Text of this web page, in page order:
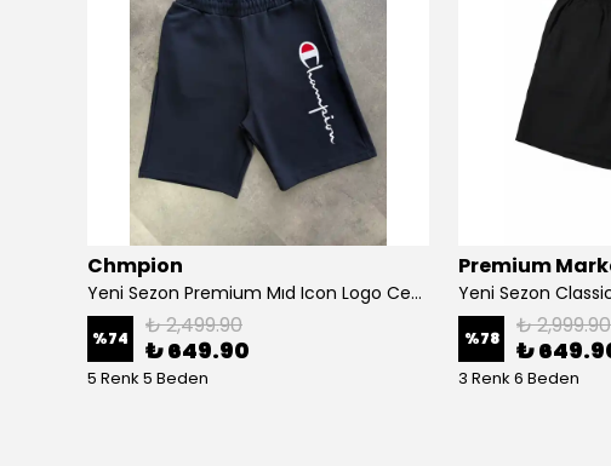
Chmpion
Yeni Sezon Premium Mıd Icon Logo Ceast Şort
%74 ₺ 2,499.90
₺ 649.90
5 Renk 5 Beden
Premium
%78 ₺ 2,999.90
₺
3 Renk 6 Beden